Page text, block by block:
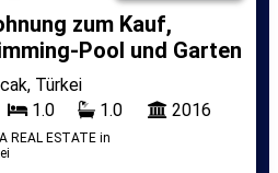
zum Kauf,
Pool und Garten
Türkei
1.0 1.0 2016
REAL ESTATE in